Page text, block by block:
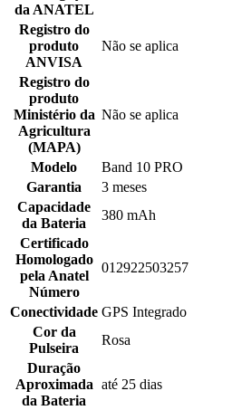
da ANATEL
Registro do
produto
ANVISA
Não se aplica
Registro do
produto
Ministério da
Agricultura
(MAPA)
Não se aplica
Modelo
Band 10 PRO
Garantia
3 meses
Capacidade
da Bateria
380 mAh
Certificado
Homologado
pela Anatel
Número
012922503257
Conectividade GPS Integrado
Cor da
Pulseira
Rosa
Duração
Aproximada
da Bateria
até 25 dias